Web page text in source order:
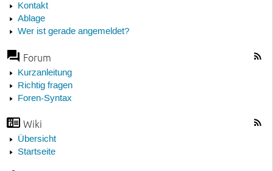
Kontakt
Ablage
Wer ist gerade angemeldet?
Forum
Kurzanleitung
Richtig fragen
Foren-Syntax
Wiki
Übersicht
Startseite